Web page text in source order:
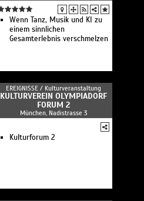
Wenn Tanz, Musik und KI zu
einem sinnlichen
Gesamterlebnis verschmelzen
EREIGNISSE / Kulturveranstaltung
KULTURVEREIN OLYMPIADORF
FORUM 2
München, Nadistrasse 3
Kulturforum 2